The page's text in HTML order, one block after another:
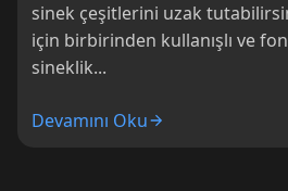
sinek çeşitlerini uzak
için birbirinden kullanışlı ve
sineklik...
Devamını Oku